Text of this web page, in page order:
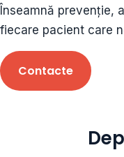
Cât și alte specialități
Clinici
Programare
Înseamnă prevenție,
fiecare pacient care
Contacte